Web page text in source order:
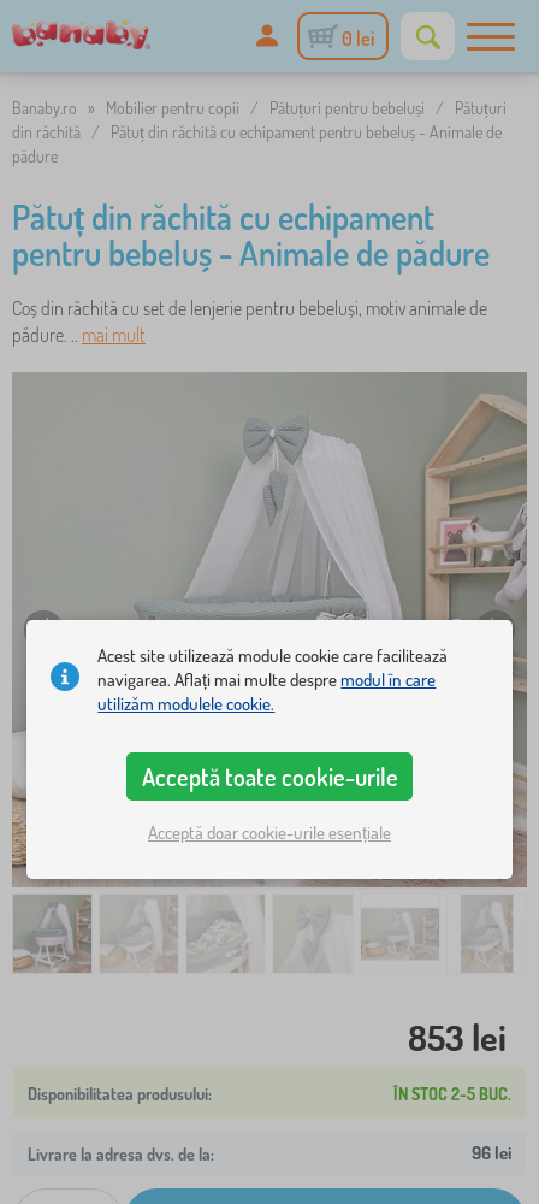
0 lei
Banaby.ro » Mobilier pentru copii / Pătuțuri pentru bebeluși /
Pătuțuri
din răchită
/
Pătuț din răchită cu echipament pentru bebeluș - Animale de
pădure
Pătuț din răchită cu echipament
pentru bebeluș - Animale de pădure
Coș din răchită cu set de lenjerie pentru bebeluși, motiv animale de
pădure. .. mai mult
853 lei
ÎN STOC 2-5 BUC.
Livrare la adresa dvs. de la: 96 lei
Acest site utilizează module cookie care facilitează
navigarea. Aflați mai multe despremodul în care
utilizăm modulele cookie.
Acceptă toate cookie-urile
Acceptă doar cookie-urile esențiale